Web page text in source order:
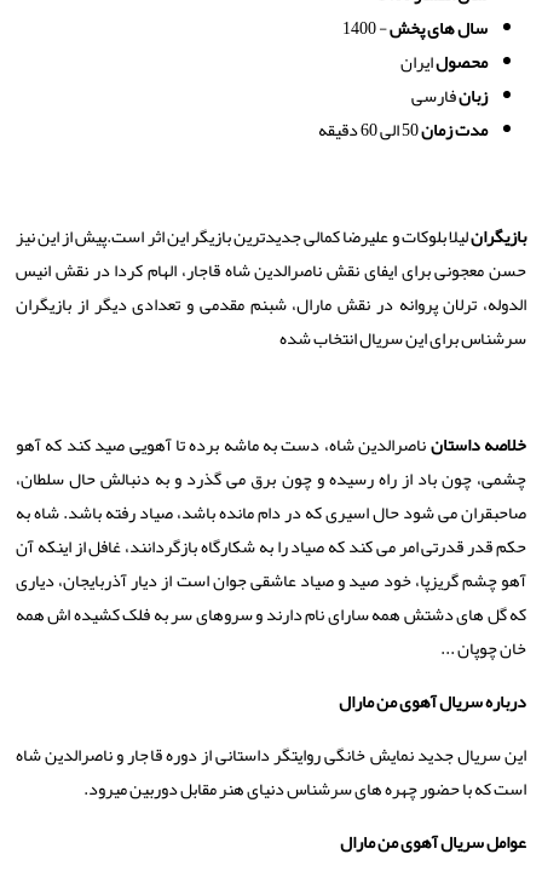
سال های پخش- 1400
محصولایران
زبانفارسی
مدت زمان50 الی 60 دقیقه
بازیگرانلیلا بلوکات و علیرضا کمالی جدیدترین بازیگر این اثر است.پیش از این نیز
حسن معجونی برای ایفای نقش ناصرالدین شاه قاجار، الهام کردا در نقش انیس
الدوله، ترلان پروانه در نقش مارال، شبنم مقدمی و تعدادی دیگر از بازیگران
سرشناس برای این سریال انتخاب شده
خلاصه داستانناصرالدین شاه، دست به ماشه برده تا آهویی صید کند که آهو
چشمی، چون باد از راه رسیده و چون برق می گذرد و به دنبالش حال سلطان،
صاحبقران می شود حال اسیری که در دام مانده باشد، صیاد رفته باشد. شاه به
حکم قدر قدرتی امر می کند که صیاد را به شکارگاه بازگردانند، غافل از اینکه آن
آهو چشم گریزپا، خود صید و صیاد عاشقی جوان است از دیار آذربایجان، دیاری
که گل های دشتش همه سارای نام دارند و سروهای سر به فلک کشیده اش همه
خان چوپان...
درباره سریال آهوی من مارال
این سریال جدید نمایش خانگی روایتگر داستانی از دوره قاجار و ناصرالدین شاه
است که با حضور چهره های سرشناس دنیای هنر مقابل دوربین میرود.
عوامل سریال آهوی من مارال